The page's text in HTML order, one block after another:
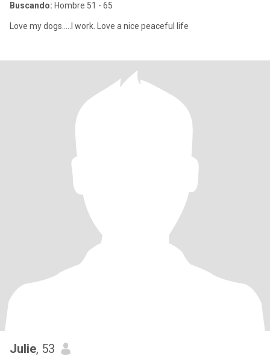
Buscando: Hombre 51 - 65
Love my dogs.....I work. Love a nice peaceful life
Julie, 53